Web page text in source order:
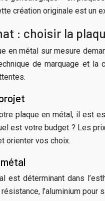
création originale est un
: choisir la
en métal sur mesure
de marquage et
plaque en métal, il est
est votre budget ? Les
orienter vos choix.
est déterminant dans
l’aluminium